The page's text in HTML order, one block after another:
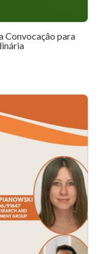
Convocação para